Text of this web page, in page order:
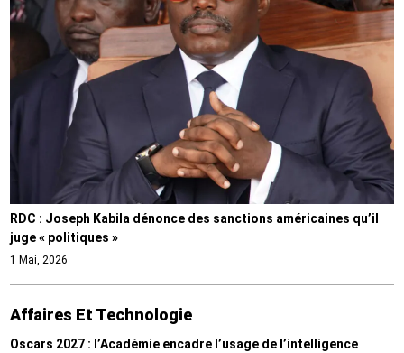
RDC : Joseph Kabila dénonce des sanctions américaines qu’il
juge « politiques »
1 Mai, 2026
Affaires Et Technologie
Oscars 2027 : l’Académie encadre l’usage de l’intelligence